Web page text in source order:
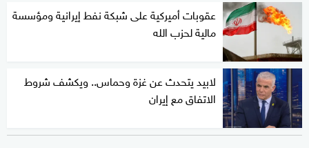
عقوبات أميركية على شبكة نفط إيرانية ومؤسسة
مالية لحزب الله
لابيد يتحدث عن غزة وحماس.. ويكشف شروط
الاتفاق مع إيران